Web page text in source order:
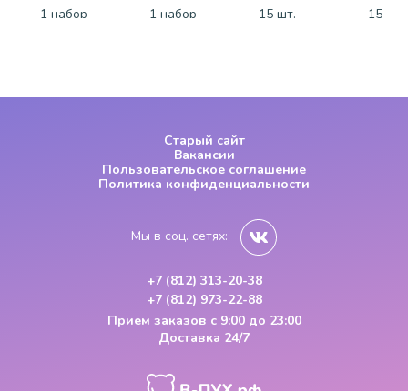
1 набор
1 набор
15 шт.
15 шт.
Старый сайт
Вакансии
Пользовательское соглашение
Политика конфиденциальности
Мы в соц. сетях:
+7 (812) 313-20-38
+7 (812) 973-22-88
Прием заказов с 9:00 до 23:00
Доставка 24/7